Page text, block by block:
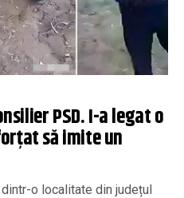
PSD. I-a legat o
să imite un
o localitate din județul